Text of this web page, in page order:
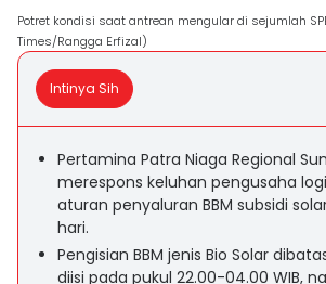
Potret kondisi saat antrean mengular di sejumlah
Times/Rangga Erfizal)
Intinya Sih
Pertamina Patra Niaga Regional
merespons keluhan pengusaha
aturan penyaluran BBM subsidi
hari.
Pengisian BBM jenis Bio Solar
diisi pada pukul 22.00-04.00 WIB,